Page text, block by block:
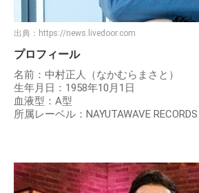
出典： https://news.livedoor.com
プロフィール
名前：中村正人（なかむらまさと）
生年月日：1958年10月1日
血液型：A型
所属レーベル：NAYUTAWAVE RECORDS